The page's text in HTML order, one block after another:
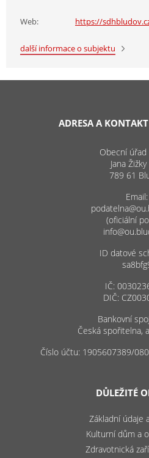
Web: https://
další informace o subjektu
ADRESA A
Obecní úřad
Jana
789 61
Email:
(oficiální
ID datové
IČ:
DIČ:
Bankovní
Česká spořitelna,
Číslo účtu: 1905607389/
DŮLEŽITÉ
Základní údaje
Kulturní dům a
Zdravotnická